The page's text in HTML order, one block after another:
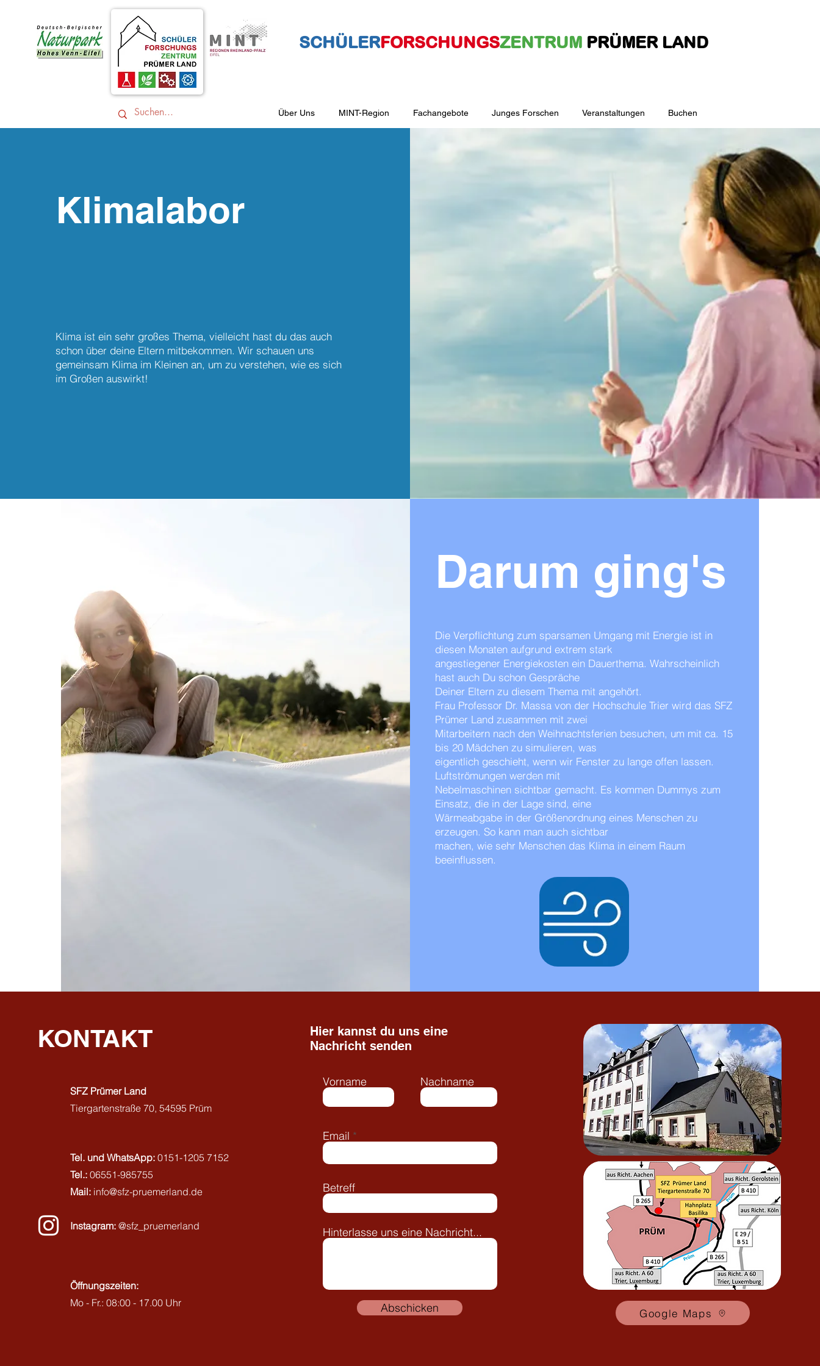
SCHÜLERFORSCHUNGSZENTRUM PRÜMER LAND
Über Uns MINT-Region Fachangebote Junges Forschen Veranstaltungen Buchen
Klimalabor
Klima ist ein sehr großes Thema, vielleicht hast du das auch
schon über deine Eltern mitbekommen. Wir schauen uns
gemeinsam Klima im Kleinen an, um zu verstehen, wie es sich
im Großen auswirkt!
Darum ging's
Die Verpflichtung zum sparsamen Umgang mit Energie ist in
diesen Monaten aufgrund extrem stark
angestiegener Energiekosten ein Dauerthema. Wahrscheinlich
hast auch Du schon Gespräche
Deiner Eltern zu diesem Thema mit angehört.
Frau Professor Dr. Massa von der Hochschule Trier wird das SFZ
Prümer Land zusammen mit zwei
Mitarbeitern nach den Weihnachtsferien besuchen, um mit ca. 15
bis 20 Mädchen zu simulieren, was
eigentlich geschieht, wenn wir Fenster zu lange offen lassen.
Luftströmungen werden mit
Nebelmaschinen sichtbar gemacht. Es kommen Dummys zum
Einsatz, die in der Lage sind, eine
Wärmeabgabe in der Größenordnung eines Menschen zu
erzeugen. So kann man auch sichtbar
machen, wie sehr Menschen das Klima in einem Raum
beeinflussen.
KONTAKT
SFZ Prümer Land
Tiergartenstraße 70, 54595 Prüm
Tel. und WhatsApp: 0151-1205 7152
Tel.:06551-985755
Mail: info@sfz-pruemerland.de
Instagram:@sfz_pruemerland
Öffnungszeiten:
Mo - Fr.: 08:00 - 17.00 Uhr
Hier kannst du uns eine
Nachricht senden
Vorname Nachname
Email
Betreff
Hinterlasse uns eine Nachricht...
Abschicken Google Maps